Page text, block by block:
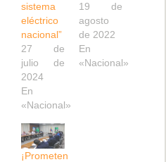
sistema
eléctrico
nacional”
27 de
julio de
2024
En
«Nacional»
19 de
agosto
de 2022
En
«Nacional»
¡Prometen